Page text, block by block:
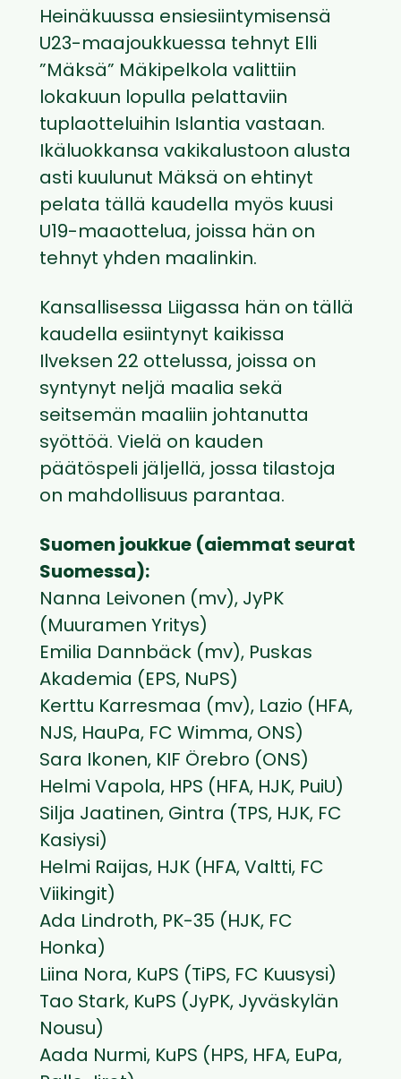
Heinäkuussa ensiesiintymisensä
U23-maajoukkuessa tehnyt Elli
”Mäksä” Mäkipelkola valittiin
lokakuun lopulla pelattaviin
tuplaotteluihin Islantia vastaan.
Ikäluokkansa vakikalustoon alusta
asti kuulunut Mäksä on ehtinyt
pelata tällä kaudella myös kuusi
U19-maaottelua, joissa hän on
tehnyt yhden maalinkin.
Kansallisessa Liigassa hän on tällä
kaudella esiintynyt kaikissa
Ilveksen 22 ottelussa, joissa on
syntynyt neljä maalia sekä
seitsemän maaliin johtanutta
syöttöä. Vielä on kauden
päätöspeli jäljellä, jossa tilastoja
on mahdollisuus parantaa.
Suomen joukkue (aiemmat seurat
Suomessa):
Nanna Leivonen (mv), JyPK
(Muuramen Yritys)
Emilia Dannbäck (mv), Puskas
Akademia (EPS, NuPS)
Kerttu Karresmaa (mv), Lazio (HFA,
NJS, HauPa, FC Wimma, ONS)
Sara Ikonen, KIF Örebro (ONS)
Helmi Vapola, HPS (HFA, HJK, PuiU)
Silja Jaatinen, Gintra (TPS, HJK, FC
Kasiysi)
Helmi Raijas, HJK (HFA, Valtti, FC
Viikingit)
Ada Lindroth, PK-35 (HJK, FC
Honka)
Liina Nora, KuPS (TiPS, FC Kuusysi)
Tao Stark, KuPS (JyPK, Jyväskylän
Nousu)
Aada Nurmi, KuPS (HPS, HFA, EuPa,